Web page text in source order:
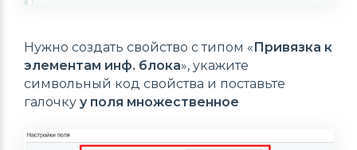
Нужно создать свойство с типом « Привязка к
элементам инф. блока», укажите
символьный код свойства и поставьте
галочку у поля множественное